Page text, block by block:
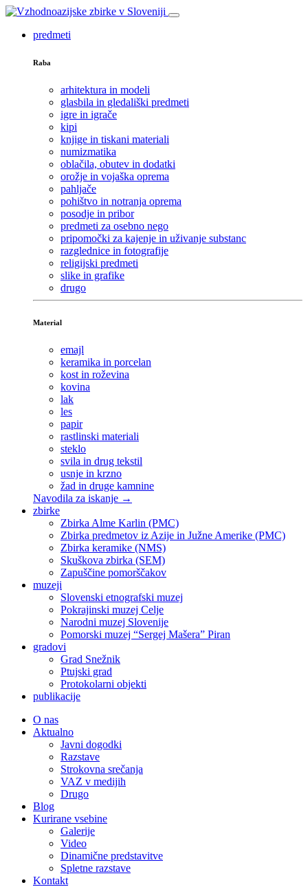
predmeti
Raba
arhitektura in modeli
glasbila in gledališki predmeti
igre in igrače
kipi
knjige in tiskani materiali
numizmatika
oblačila, obutev in dodatki
orožje in vojaška oprema
pahljače
pohištvo in notranja oprema
posodje in pribor
predmeti za osebno nego
pripomočki za kajenje in uživanje substanc
razglednice in fotografije
religijski predmeti
slike in grafike
drugo
Material
emajl
keramika in porcelan
kost in roževina
kovina
lak
les
papir
rastlinski materiali
steklo
svila in drug tekstil
usnje in krzno
žad in druge kamnine
Navodila za iskanje →
zbirke
Zbirka Alme Karlin (PMC)
Zbirka predmetov iz Azije in Južne Amerike (PMC)
Zbirka keramike (NMS)
Skuškova zbirka (SEM)
Zapuščine pomorščakov
muzeji
Slovenski etnografski muzej
Pokrajinski muzej Celje
Narodni muzej Slovenije
Pomorski muzej “Sergej Mašera” Piran
gradovi
Grad Snežnik
Ptujski grad
Protokolarni objekti
publikacije
O nas
Aktualno
Javni dogodki
Razstave
Strokovna srečanja
VAZ v medijih
Drugo
Blog
Kurirane vsebine
Galerije
Video
Dinamične predstavitve
Spletne razstave
Kontakt